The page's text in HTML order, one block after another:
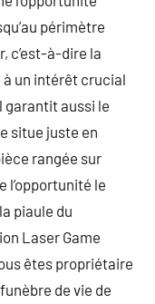
périmètre
c’est-à-dire la
à un intérêt crucial
garantit aussi le
situe juste en
rangée sur
l’opportunité le
piaule du
Laser Game
êtes propriétaire
de vie de